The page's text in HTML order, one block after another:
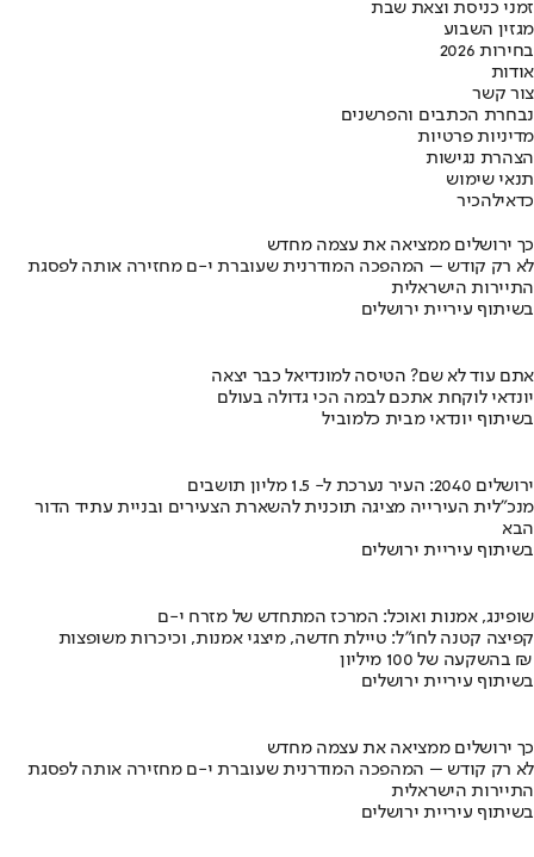
זמני כניסת וצאת שבת
מגזין השבוע
בחירות 2026
אודות
צור קשר
נבחרת הכתבים והפרשנים
מדיניות פרטיות
הצהרת נגישות
תנאי שימוש
כדאילהכיר
כך ירושלים ממציאה את עצמה מחדש
לא רק קודש – המהפכה המודרנית שעוברת י-ם מחזירה אותה לפסגת
התיירות הישראלית
בשיתוף עיריית ירושלים
אתם עוד לא שם? הטיסה למונדיאל כבר יצאה
יונדאי לוקחת אתכם לבמה הכי גדולה בעולם
בשיתוף יונדאי מבית כלמוביל
ירושלים 2040: העיר נערכת ל- 1.5 מליון תושבים
מנכ"לית העירייה מציגה תוכנית להשארת הצעירים ובניית עתיד הדור
הבא
בשיתוף עיריית ירושלים
שופינג, אמנות ואוכל: המרכז המתחדש של מזרח י-ם
קפיצה קטנה לחו"ל: טיילת חדשה, מיצגי אמנות, וכיכרות משופצות
בהשקעה של 100 מיליון ₪
בשיתוף עיריית ירושלים
כך ירושלים ממציאה את עצמה מחדש
לא רק קודש – המהפכה המודרנית שעוברת י-ם מחזירה אותה לפסגת
התיירות הישראלית
בשיתוף עיריית ירושלים